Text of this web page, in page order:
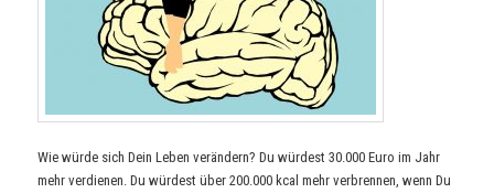
Wie würde sich Dein Leben verändern? Du würdest 30.000 Euro im Jahr
mehr verdienen. Du würdest über 200.000 kcal mehr verbrennen, wenn Du